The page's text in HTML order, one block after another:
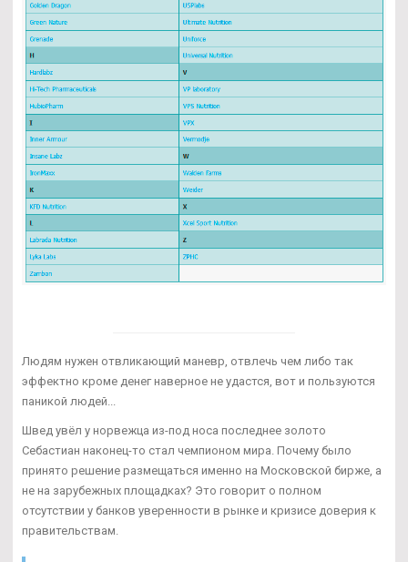
Людям нужен отвликающий маневр, отвлечь чем либо так
эффектно кроме денег наверное не удастся, вот и пользуются
паникой людей...
Швед увёл у норвежца из-под носа последнее золото
Себастиан наконец-то стал чемпионом мира. Почему было
принято решение размещаться именно на Московской бирже, а
не на зарубежных площадках? Это говорит о полном
отсутствии у банков уверенности в рынке и кризисе доверия к
правительствам.